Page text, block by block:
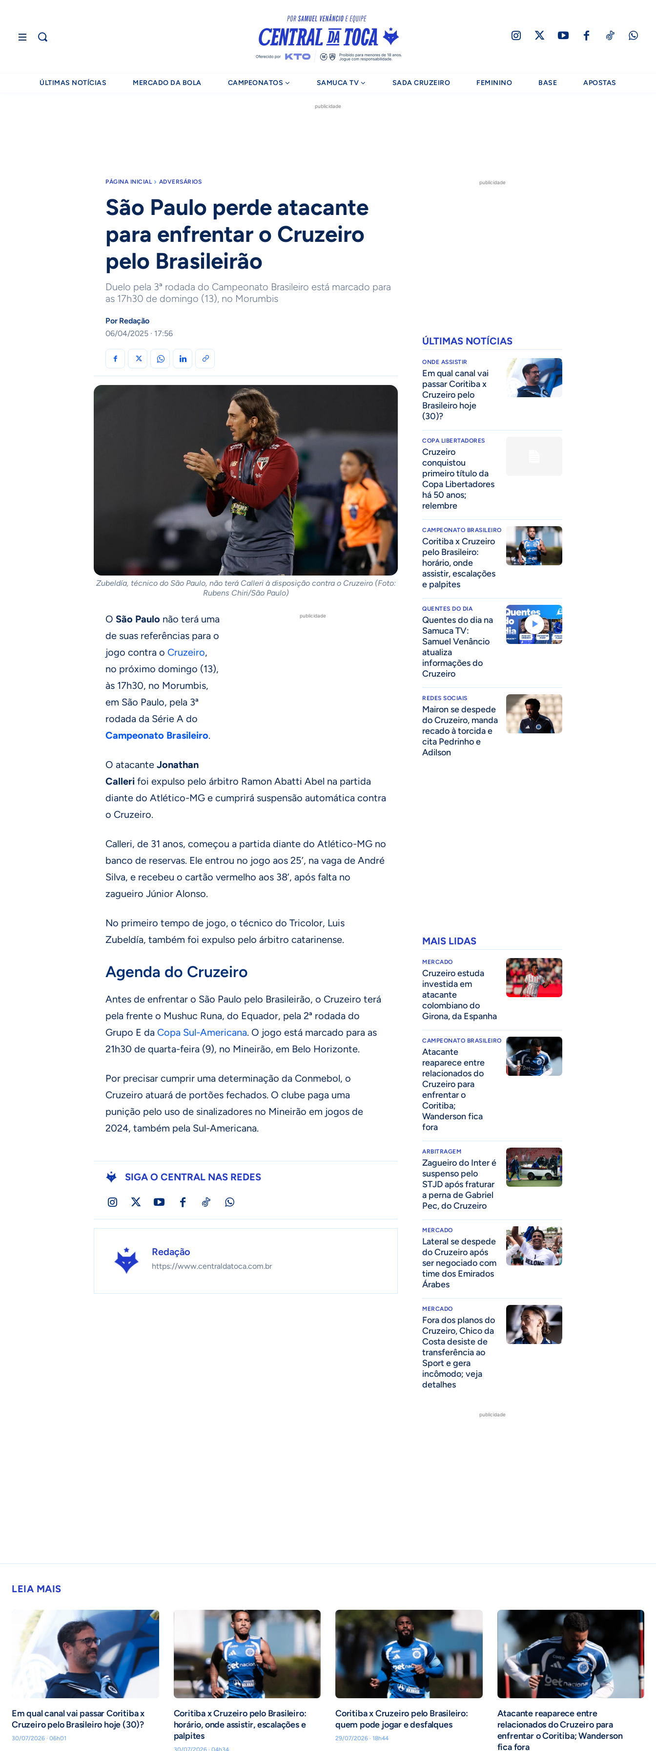
ÚLTIMAS NOTÍCIAS MERCADO DA BOLA CAMPEONATOS SAMUCA TV SADA CRUZEIRO FEMININO BASE APOSTAS
publicidade
PÁGINA INICIAL ADVERSÁRIOS
São Paulo perde atacante
para enfrentar o Cruzeiro
pelo Brasileirão
Duelo pela 3ª rodada do Campeonato Brasileiro está marcado para
as 17h30 de domingo (13), no Morumbis
Por Redação
06/04/2025 · 17:56
Zubeldía, técnico do São Paulo, não terá Calleri à disposição contra o Cruzeiro (Foto:
Rubens Chiri/São Paulo)
publicidade
O São Paulo não terá uma
de suas referências para o
jogo contra o Cruzeiro,
no próximo domingo (13),
às 17h30, no Morumbis,
em São Paulo, pela 3ª
rodada da Série A do
Campeonato Brasileiro.
O atacante Jonathan
Calleri foi expulso pelo árbitro Ramon Abatti Abel na partida
diante do Atlético-MG e cumprirá suspensão automática contra
o Cruzeiro.
Calleri, de 31 anos, começou a partida diante do Atlético-MG no
banco de reservas. Ele entrou no jogo aos 25’, na vaga de André
Silva, e recebeu o cartão vermelho aos 38’, após falta no
zagueiro Júnior Alonso.
No primeiro tempo de jogo, o técnico do Tricolor, Luis
Zubeldía, também foi expulso pelo árbitro catarinense.
Agenda do Cruzeiro
Antes de enfrentar o São Paulo pelo Brasileirão, o Cruzeiro terá
pela frente o Mushuc Runa, do Equador, pela 2ª rodada do
Grupo E da Copa Sul-Americana. O jogo está marcado para as
21h30 de quarta-feira (9), no Mineirão, em Belo Horizonte.
Por precisar cumprir uma determinação da Conmebol, o
Cruzeiro atuará de portões fechados. O clube paga uma
punição pelo uso de sinalizadores no Mineirão em jogos de
2024, também pela Sul-Americana.
SIGA O CENTRAL NAS REDES
Redação
https://www.centraldatoca.com.br
publicidade
ÚLTIMAS NOTÍCIAS
ONDE ASSISTIR
Em qual canal vai
passar Coritiba x
Cruzeiro pelo
Brasileiro hoje
(30)?
COPA LIBERTADORES
Cruzeiro
conquistou
primeiro título da
Copa Libertadores
há 50 anos;
relembre
CAMPEONATO BRASILEIRO
Coritiba x Cruzeiro
pelo Brasileiro:
horário, onde
assistir, escalações
e palpites
QUENTES DO DIA
Quentes do dia na
Samuca TV:
Samuel Venâncio
atualiza
informações do
Cruzeiro
REDES SOCIAIS
Mairon se despede
do Cruzeiro, manda
recado à torcida e
cita Pedrinho e
Adilson
MAIS LIDAS
MERCADO
Cruzeiro estuda
investida em
atacante
colombiano do
Girona, da Espanha
CAMPEONATO BRASILEIRO
Atacante
reaparece entre
relacionados do
Cruzeiro para
enfrentar o
Coritiba;
Wanderson fica
fora
ARBITRAGEM
Zagueiro do Inter é
suspenso pelo
STJD após fraturar
a perna de Gabriel
Pec, do Cruzeiro
MERCADO
Lateral se despede
do Cruzeiro após
ser negociado com
time dos Emirados
Árabes
MERCADO
Fora dos planos do
Cruzeiro, Chico da
Costa desiste de
transferência ao
Sport e gera
incômodo; veja
detalhes
publicidade
LEIA MAIS
Em qual canal vai passar Coritiba x
Cruzeiro pelo Brasileiro hoje (30)?
30/07/2026 · 06h01
Coritiba x Cruzeiro pelo Brasileiro:
horário, onde assistir, escalações e
palpites
30/07/2026 · 04h34
Coritiba x Cruzeiro pelo Brasileiro:
quem pode jogar e desfalques
29/07/2026 · 18h44
Atacante reaparece entre
relacionados do Cruzeiro para
enfrentar o Coritiba; Wanderson
fica fora